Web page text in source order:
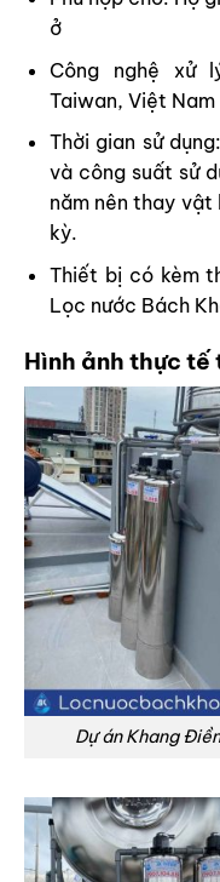
ở
Công nghệ xử
Taiwan, Việt Nam
Thời gian sử
và công suất sử
năm nên thay vật
kỳ.
Thiết bị có kèm
Lọc nước Bách
Hình ảnh thực tế
Dự án Khang